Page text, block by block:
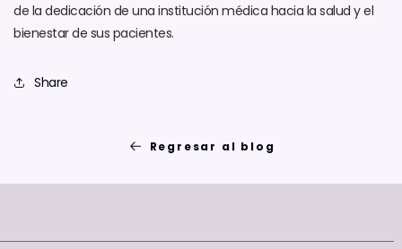
de la dedicación de una institución médica hacia la salud y el
bienestar de sus pacientes.
Share
Regresar al blog